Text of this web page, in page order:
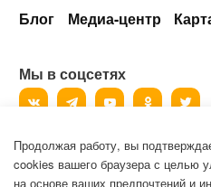
Блог
Медиа-центр
Мы в соцсетях
©2006-2026, ООО «Патентус».
Все права защищены.
Продолжая работу, вы
cookies вашего браузера с целью
на основе ваших предпочтений и